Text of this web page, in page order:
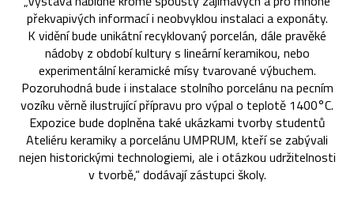
překvapivých informací i neobvyklou instalaci a exponáty.
K vidění bude unikátní recyklovaný porcelán, dále pravěké
nádoby z období kultury s lineární keramikou, nebo
experimentální keramické mísy tvarované výbuchem.
Pozoruhodná bude i instalace stolního porcelánu na pecním
vozíku věrně ilustrující přípravu pro výpal o teplotě 1400°C.
Expozice bude doplněna také ukázkami tvorby studentů
Ateliéru keramiky a porcelánu UMPRUM, kteří se zabývali
nejen historickými technologiemi, ale i otázkou udržitelnosti
v tvorbě,“ dodávají zástupci školy.